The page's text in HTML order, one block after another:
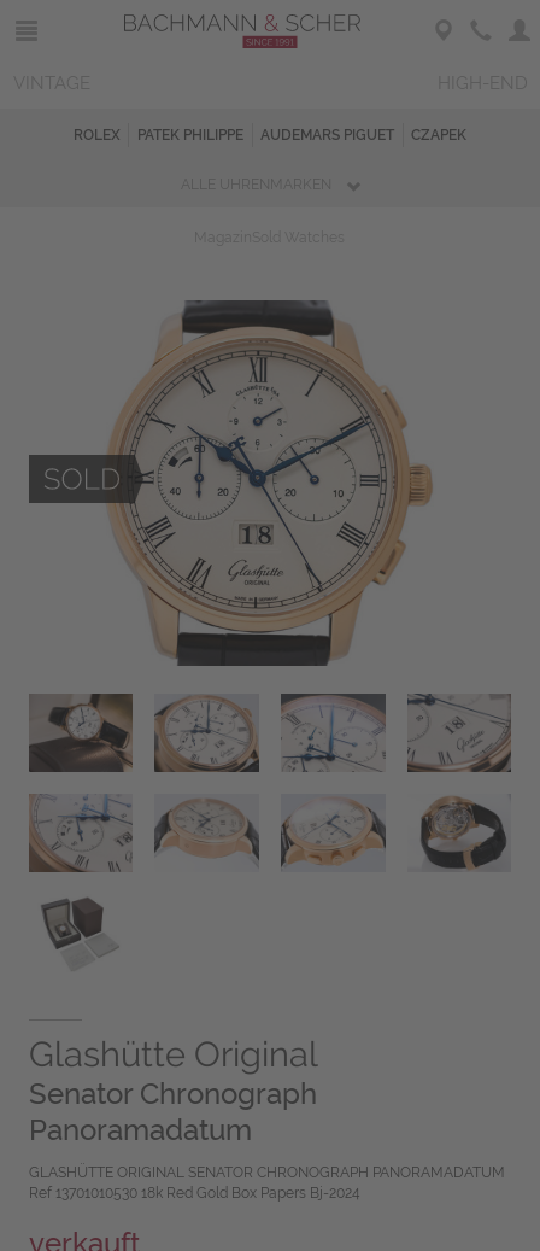
ROLEX PATEK PHILIPPE AUDEMARS PIGUET CZAPEK
Glashütte Original
Senator Chronograph
Panoramadatum
GLASHÜTTE ORIGINAL SENATOR CHRONOGRAPH PANORAMADATUM
Ref 13701010530 18k Red Gold Box Papers Bj-2024
verkauft